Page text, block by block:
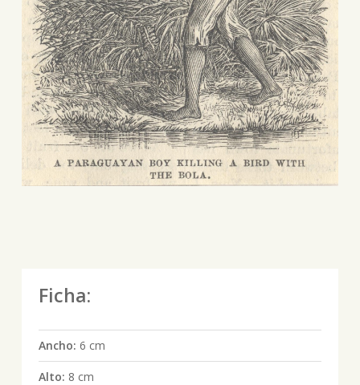
Ficha:
Ancho: 6 cm
Alto: 8 cm